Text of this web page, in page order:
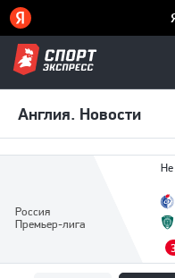
Англия. Новости
Россия
Премьер-лига
Не